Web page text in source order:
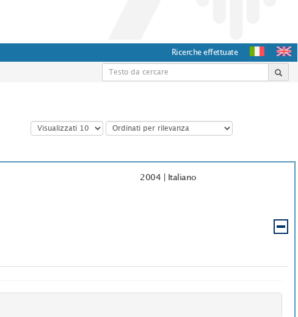
Ricerche effettuate
2004 Italiano